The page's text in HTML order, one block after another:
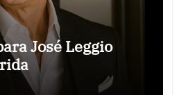
José Leggio